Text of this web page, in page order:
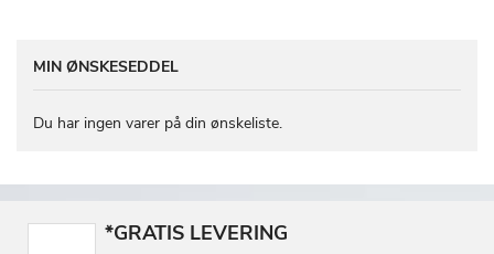
MIN ØNSKESEDDEL
Du har ingen varer på din ønskeliste.
*GRATIS LEVERING